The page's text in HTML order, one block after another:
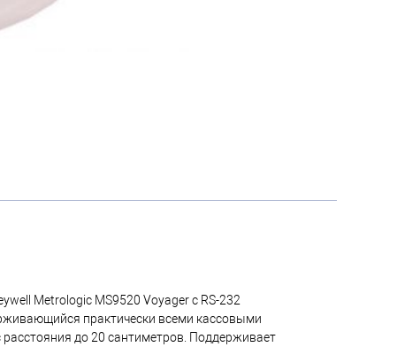
Metrologic MS9520 Voyager с RS-232
практически всеми кассовыми
до 20 сантиметров. Поддерживает